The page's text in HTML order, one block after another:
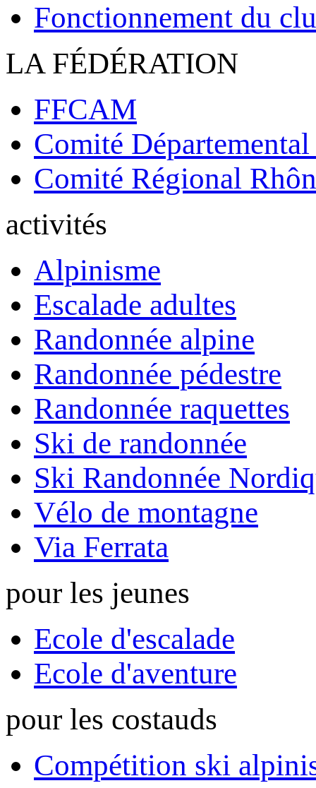
Fonctionnement du
LA FÉDÉRATION
FFCAM
Comité
Comité Régional
activités
Alpinisme
Escalade adultes
Randonnée alpine
Randonnée pédestre
Randonnée raquettes
Ski de randonnée
Ski Randonnée
Vélo de montagne
Via Ferrata
pour les jeunes
Ecole d'escalade
Ecole d'aventure
pour les costauds
Compétition ski